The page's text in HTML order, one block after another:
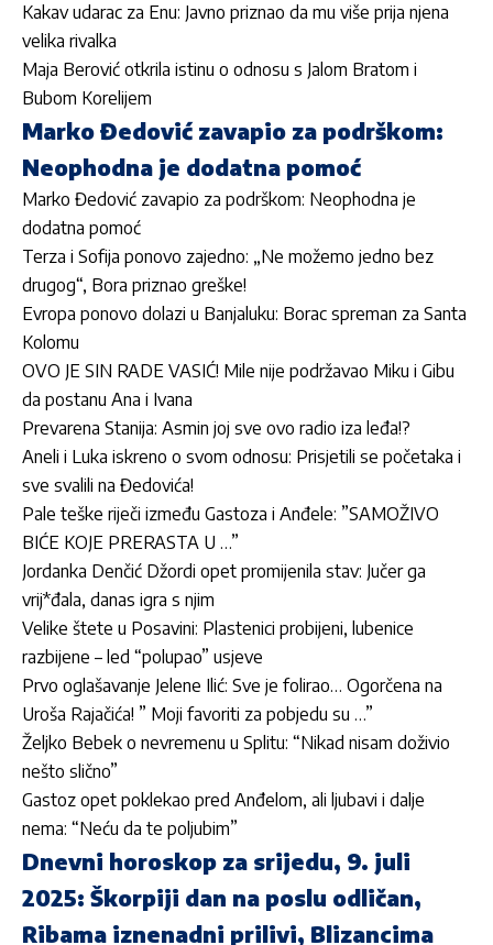
Kakav udarac za Enu: Javno priznao da mu više prija njena
velika rivalka
Maja Berović otkrila istinu o odnosu s Jalom Bratom i
Bubom Korelijem
Marko Đedović zavapio za podrškom:
Neophodna je dodatna pomoć
Marko Đedović zavapio za podrškom: Neophodna je
dodatna pomoć
Terza i Sofija ponovo zajedno: „Ne možemo jedno bez
drugog“, Bora priznao greške!
Evropa ponovo dolazi u Banjaluku: Borac spreman za Santa
Kolomu
OVO JE SIN RADE VASIĆ! Mile nije podržavao Miku i Gibu
da postanu Ana i Ivana
Prevarena Stanija: Asmin joj sve ovo radio iza leđa!?
Aneli i Luka iskreno o svom odnosu: Prisjetili se početaka i
sve svalili na Đedovića!
Pale teške riječi između Gastoza i Anđele: ”SAMOŽIVO
BIĆE KOJE PRERASTA U …”
Jordan­ka Denčić Džordi opet promijenila stav: Jučer ga
vrij*đala, danas igra s njim
Velike štete u Posavini: Plastenici probijeni, lubenice
razbijene – led “polupao” usjeve
Prvo oglašavanje Jelene Ilić: Sve je folirao… Ogorčena na
Uroša Rajačića! ” Moji favoriti za pobjedu su …”
Željko Bebek o nevremenu u Splitu: “Nikad nisam doživio
nešto slično”
Gastoz opet poklekao pred Anđelom, ali ljubavi i dalje
nema: “Neću da te poljubim”
Dnevni horoskop za srijedu, 9. juli
2025: Škorpiji dan na poslu odličan,
Ribama iznenadni prilivi, Blizancima